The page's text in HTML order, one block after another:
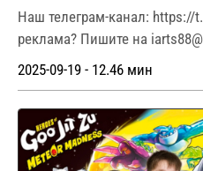
Наш телеграм-канал: https://
реклама? Пишите на
2025-09-19 - 12.46 мин